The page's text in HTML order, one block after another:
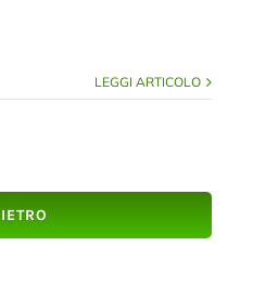
LEGGI ARTICOLO